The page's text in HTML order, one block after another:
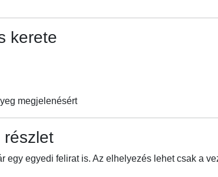
kerete
megjelenésért
részlet
egyedi felirat is. Az elhelyezés lehet csak a